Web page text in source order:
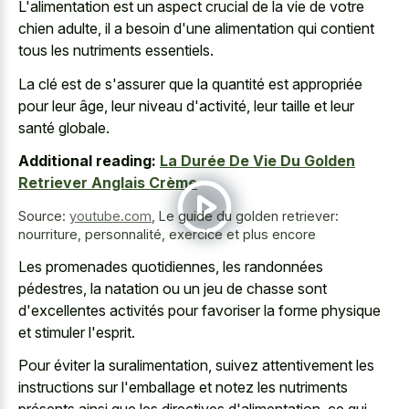
L'alimentation est un aspect crucial de la vie de votre
chien adulte, il a besoin d'une alimentation qui contient
tous les nutriments essentiels.
La clé est de s'assurer que la quantité est appropriée
pour leur âge, leur niveau d'activité, leur taille et leur
santé globale.
Additional reading: La Durée De Vie Du Golden
Retriever Anglais Crème
Source: youtube.com, Le guide du golden retriever:
nourriture, personnalité, exercice et plus encore
Les promenades quotidiennes, les randonnées
pédestres, la natation ou un jeu de chasse sont
d'excellentes activités pour favoriser la forme physique
et stimuler l'esprit.
Pour éviter la suralimentation, suivez attentivement les
instructions sur l'emballage et notez les nutriments